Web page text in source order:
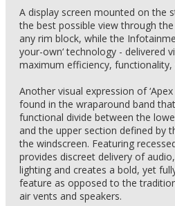
A display screen mounted on the
the best possible view through
any rim block, while the
your-own‘ technology - delivered
maximum efficiency, functionality,
Another visual expression of
found in the wraparound band
functional divide between the
and the upper section defined by
the windscreen. Featuring
provides discreet delivery of
lighting and creates a bold, yet
feature as opposed to the
air vents and speakers.